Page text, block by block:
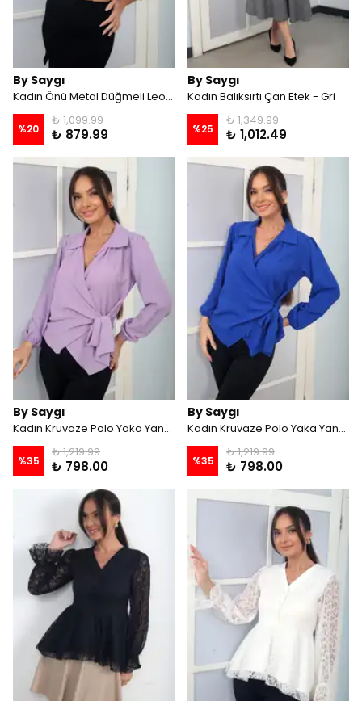
By Saygı
Kadın Önü Metal Düğmeli Leopar Desenli Uzun Kollu Kısa Saten Gömlek - Siyah
%20
₺ 1,099.99
₺ 879.99
By Saygı
Kadın Balıksırtı Çan Etek - Gri
%25
₺ 1,349.99
₺ 1,012.49
By Saygı
Kadın Kruvaze Polo Yaka Yandan Bağlamalı Krep Şifon Bluz - Lila
%35
₺ 1,219.99
₺ 798.00
By Saygı
Kadın Kruvaze Polo Yaka Yandan Bağlamalı Krep Şifon Bluz - Saks
%35
₺ 1,219.99
₺ 798.00